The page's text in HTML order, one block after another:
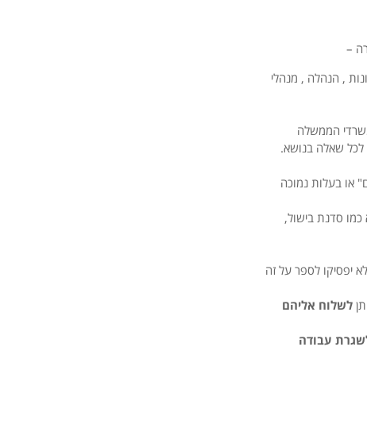
–
שונות , הנהלה , מנהלי
הממשלה
לכל שאלה בנושא.
או בעלות נמוכה
סדנת בישול,
יפסיקו לספר על זה
לשלוח אליהם
עבודה